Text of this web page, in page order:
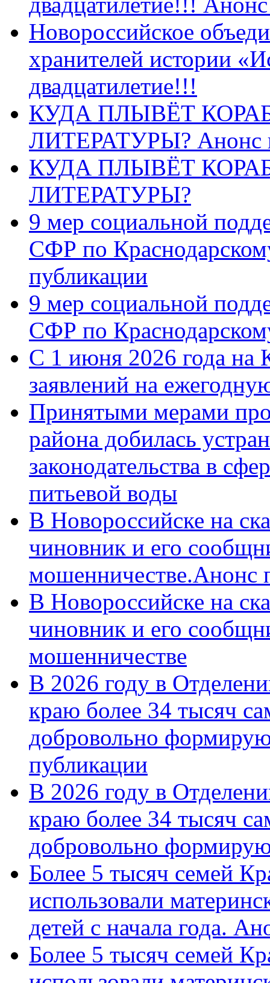
Новороссийское
хранителей истории
двадцатилетие!!!
КУДА ПЛЫВЁТ
ЛИТЕРАТУРЫ? Анонс
КУДА ПЛЫВЁТ
ЛИТЕРАТУРЫ?
9 мер социальной
СФР по
публикации
9 мер социальной
СФР по
С 1 июня 2026 года на
заявлений на
Принятыми мерами
района добилась
законодательства в
питьевой воды
В Новороссийске на
чиновник и его
мошенничестве.Анонс
В Новороссийске на
чиновник и его
мошенничестве
В 2026 году в
краю более 34 тысяч
добровольно
публикации
В 2026 году в
краю более 34 тысяч
добровольно
Более 5 тысяч семей
использовали
детей с начала года.
Более 5 тысяч семей